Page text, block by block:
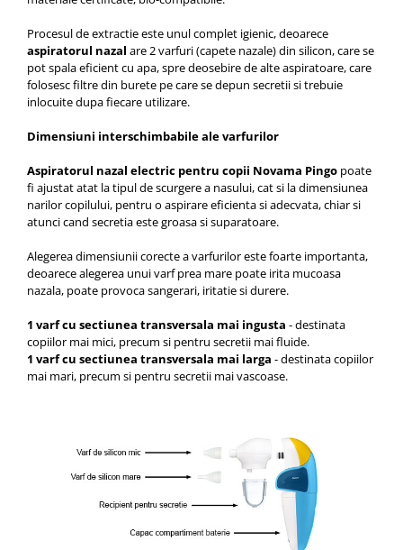
Procesul de extractie este unul complet igienic, deoarece
aspiratorul nazal are 2 varfuri (capete nazale) din silicon, care se
pot spala eficient cu apa, spre deosebire de alte aspiratoare, care
folosesc filtre din burete pe care se depun secretii si trebuie
inlocuite dupa fiecare utilizare.
Dimensiuni interschimbabile ale varfurilor
Aspiratorul nazal electric pentru copii Novama Pingo poate
fi ajustat atat la tipul de scurgere a nasului, cat si la dimensiunea
narilor copilului, pentru o aspirare eficienta si adecvata, chiar si
atunci cand secretia este groasa si suparatoare.
Alegerea dimensiunii corecte a varfurilor este foarte importanta,
deoarece alegerea unui varf prea mare poate irita mucoasa
nazala, poate provoca sangerari, iritatie si durere.
1 varf cu sectiunea transversala mai ingusta - destinata
copiilor mai mici, precum si pentru secretii mai fluide.
1 varf cu sectiunea transversala mai larga - destinata copiilor
mai mari, precum si pentru secretii mai vascoase.